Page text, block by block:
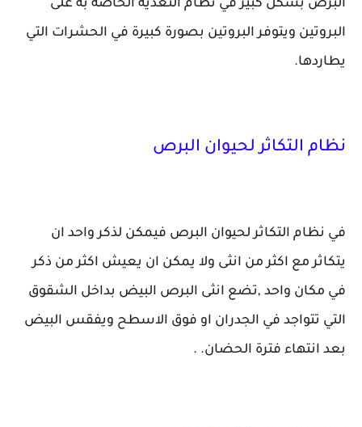
البرص بشكل كبير في نظام التغذية الخاصة به على
البروتين ويتوفر البروتين بصورة كبيرة في الحشرات التي
يطاردها.
نظام التكاثر لحيوان البرص
في نظام التكاثر لحيوان البرص فيمكن لذكر واحد ان
يتكاثر مع اكثر من انثى ولا يمكن ان يعيش اكثر من ذكر
في مكان واحد ,تضع انثى البرص البيض بداخل الشقوق
التي تتواجد في الجدران او فوق الاسطح ويفقس البيض
بعد انتهاء فترة الحضان. .